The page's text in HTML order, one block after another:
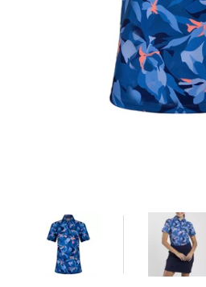
Boty
Rukavice
Bagy